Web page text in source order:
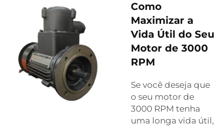
Como
Maximizar a
Vida Útil do Seu
Motor de 3000
RPM
Se você deseja que
o seu motor de
3000 RPM tenha
uma longa vida útil,